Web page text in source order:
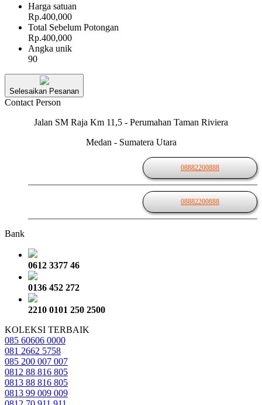
Harga satuan
Rp.400,000
Total Sebelum Potongan
Rp.400,000
Angka unik
90
Selesaikan Pesanan
Contact Person
Jalan SM Raja Km 11,5 - Perumahan Taman Riviera
Medan - Sumatera Utara
08882200888
08882200888
Bank
0612 3377 46
0136 452 272
2210 0101 250 2500
KOLEKSI TERBAIK
085 60606 0000
081 2662 5758
085 200 007 007
0812 88 816 805
0813 88 816 805
0813 99 009 009